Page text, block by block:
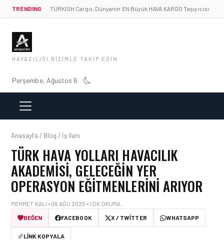
TRENDING TURKISH Cargo, Dünyanın EN Büyük HAVA KARGO Taşıyıcısı
HAVACILIĞI BIZIMLE TAKIP EDIN
Perşembe, Ağustos 6
Anasayfa / Blog / İş ilanı
TÜRK HAVA YOLLARI HAVACILIK
AKADEMISI, GELECEĞIN YER
OPERASYON EĞITMENLERINI ARIYOR
MEHMET KALI • 06 AĞU 2025 • 1 DK OKUMA
BEĞEN
FACEBOOK X / TWITTER WHATSAPP
LINK KOPYALA